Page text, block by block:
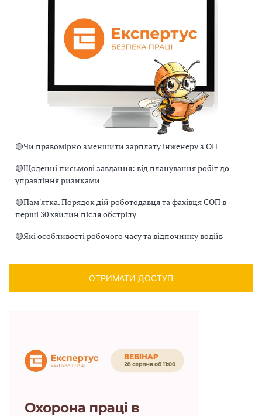
🟡Чи правомірно зменшити зарплату інженеру з ОП
🟡Щоденні письмові завдання: від планування робіт до
управління ризиками
🟡Пам'ятка. Порядок дій роботодавця та фахівця СОП в
перші 30 хвилин після обстрілу
🟡Які особливості робочого часу та відпочинку водіїв
ОТРИМАТИ ДОСТУП